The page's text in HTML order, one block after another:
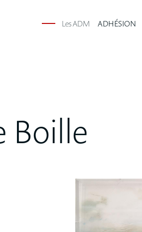
Les ADM ADHÉSION
Boille